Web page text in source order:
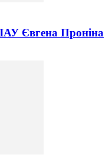
Євгена Проніна